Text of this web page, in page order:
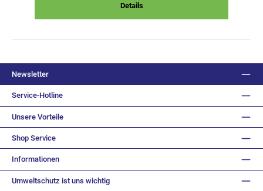
Details
Newsletter
Service-Hotline
Unsere Vorteile
Shop Service
Informationen
Umweltschutz ist uns wichtig